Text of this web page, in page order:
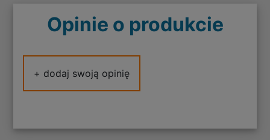
Opinie o produkcie
+ dodaj swoją opinię